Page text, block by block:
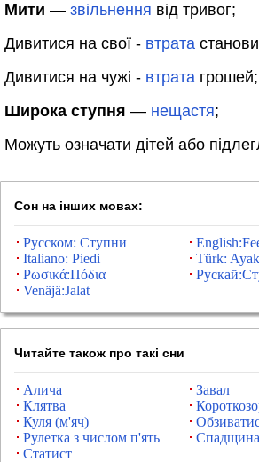
Мити — звільнення від тривог;
Дивитися на свої - втрата
Дивитися на чужі - втрата грошей;
Широка ступня — нещастя;
Можуть означати дітей або
Сон на інших мовах:
Русском: Ступни
Italiano: Piedi
Türk:
Ρωσικά:Πόδια
Venäjä:Jalat
Читайте також про такі сни
Алича
Завал
Клятва
Куля (м'яч)
Рулетка з числом п'ять
Спадщина
Статист